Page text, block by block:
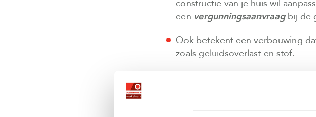
constructie van je huis wil
een vergunningsaanvraagbij de
Ook betekent een verbouwing
zoals geluidsoverlast en stof.
kamers nodig, terwijl je door